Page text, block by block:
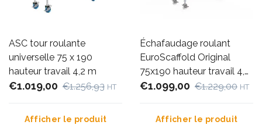
ASC tour roulante
universelle 75 x 190
hauteur travail 4,2 m
€1.019,00 €1.256,93 HT
Afficher le produit
Échafaudage roulant
EuroScaffold Original
75x190 hauteur travail 4,2
m
€1.099,00 €1.229,00 HT
Afficher le produit